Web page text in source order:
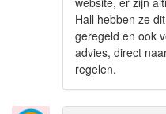
Hall hebben ze
geregeld en ook
advies, direct
regelen.